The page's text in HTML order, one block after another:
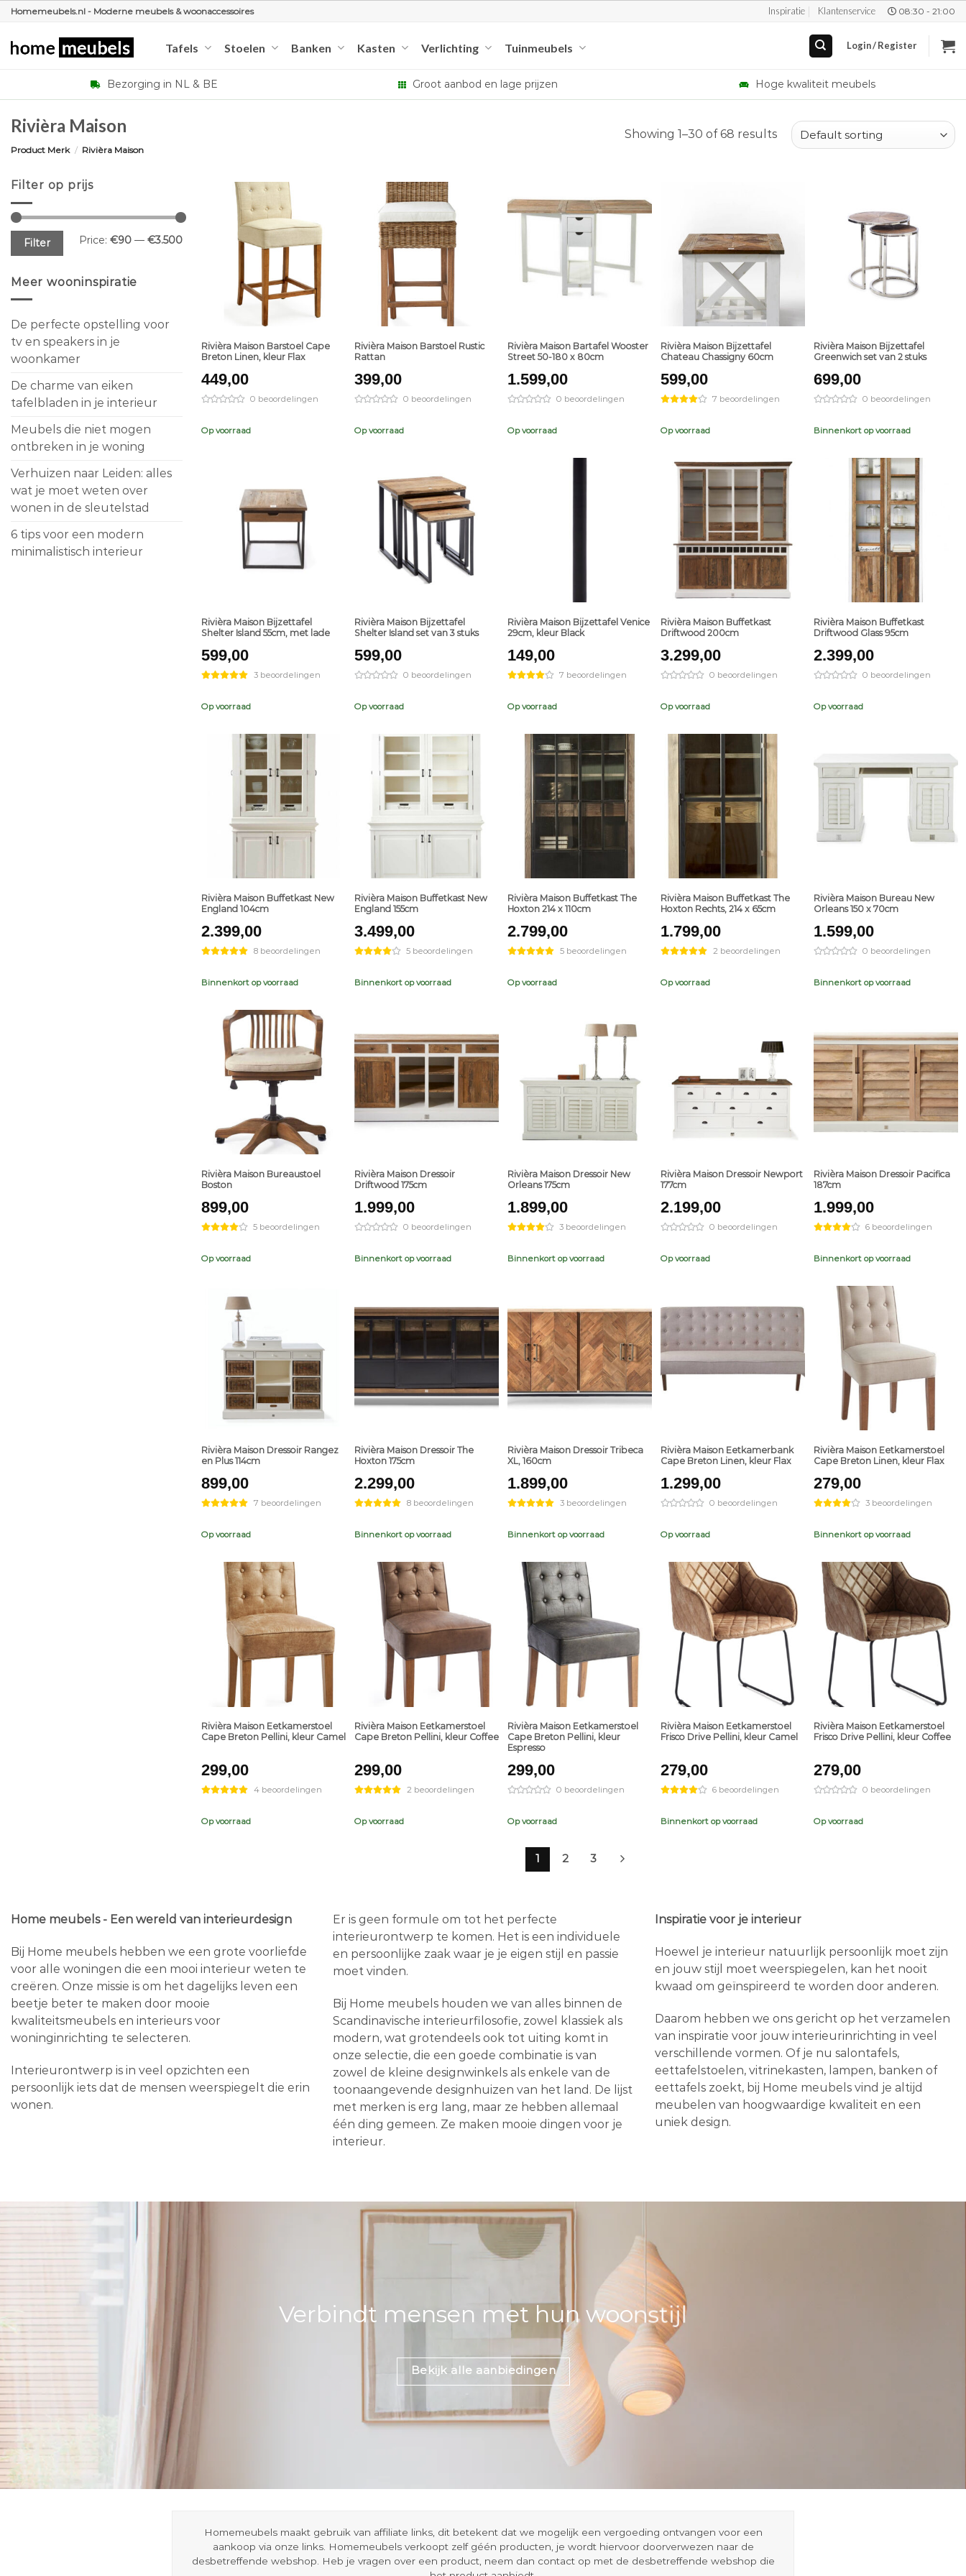
Ga
inhoud
Homemeubels.nl - Moderne meubels & woonaccessoires Inspiratie Klantenservice 08:30 - 21:00
Tafels Stoelen Banken Kasten Verlichting Tuinmeubels Login / Register
Bezorging in NL & BE Groot aanbod en lage prijzen Hoge kwaliteit meubels
Rivièra Maison
Product Merk / Rivièra Maison
Showing 1–30 of 68 results
Filter op prijs
Min
price
Max
priceFilter Price: €90— €3.500
Meer wooninspiratie
De perfecte opstelling voor
tv en speakers in je
woonkamer
De charme van eiken
tafelbladen in je interieur
Meubels die niet mogen
ontbreken in je woning
Verhuizen naar Leiden: alles
wat je moet weten over
wonen in de sleutelstad
6 tips voor een modern
minimalistisch interieur
Rivièra Maison Barstoel Cape
Breton Linen, kleur Flax
449,00
0 beoordelingen
Op voorraad
Rivièra Maison Barstoel Rustic
Rattan
399,00
0 beoordelingen
Op voorraad
Rivièra Maison Bartafel Wooster
Street 50-180 x 80cm
1.599,00
0 beoordelingen
Op voorraad
Rivièra Maison Bijzettafel
Chateau Chassigny 60cm
599,00
7 beoordelingen
Op voorraad
Rivièra Maison Bijzettafel
Greenwich set van 2 stuks
699,00
0 beoordelingen
Binnenkort op voorraad
Rivièra Maison Bijzettafel
Shelter Island 55cm, met lade
599,00
3 beoordelingen
Op voorraad
Rivièra Maison Bijzettafel
Shelter Island set van 3 stuks
599,00
0 beoordelingen
Op voorraad
Rivièra Maison Bijzettafel Venice
29cm, kleur Black
149,00
7 beoordelingen
Op voorraad
Rivièra Maison Buffetkast
Driftwood 200cm
3.299,00
0 beoordelingen
Op voorraad
Rivièra Maison Buffetkast
Driftwood Glass 95cm
2.399,00
0 beoordelingen
Op voorraad
Rivièra Maison Buffetkast New
England 104cm
2.399,00
8 beoordelingen
Binnenkort op voorraad
Rivièra Maison Buffetkast New
England 155cm
3.499,00
5 beoordelingen
Binnenkort op voorraad
Rivièra Maison Buffetkast The
Hoxton 214 x 110cm
2.799,00
5 beoordelingen
Op voorraad
Rivièra Maison Buffetkast The
Hoxton Rechts, 214 x 65cm
1.799,00
2 beoordelingen
Op voorraad
Rivièra Maison Bureau New
Orleans 150 x 70cm
1.599,00
0 beoordelingen
Binnenkort op voorraad
+
Rivièra Maison Bureaustoel
Boston
899,00
5 beoordelingen
Op voorraad
Rivièra Maison Dressoir
Driftwood 175cm
1.999,00
0 beoordelingen
Binnenkort op voorraad
Rivièra Maison Dressoir New
Orleans 175cm
1.899,00
3 beoordelingen
Binnenkort op voorraad
Rivièra Maison Dressoir Newport
177cm
2.199,00
0 beoordelingen
Op voorraad
Rivièra Maison Dressoir Pacifica
187cm
1.999,00
6 beoordelingen
Binnenkort op voorraad
Rivièra Maison Dressoir Rangez
en Plus 114cm
899,00
7 beoordelingen
Op voorraad
Rivièra Maison Dressoir The
Hoxton 175cm
2.299,00
8 beoordelingen
Binnenkort op voorraad
Rivièra Maison Dressoir Tribeca
XL, 160cm
1.899,00
3 beoordelingen
Binnenkort op voorraad
Rivièra Maison Eetkamerbank
Cape Breton Linen, kleur Flax
1.299,00
0 beoordelingen
Op voorraad
Rivièra Maison Eetkamerstoel
Cape Breton Linen, kleur Flax
279,00
3 beoordelingen
Binnenkort op voorraad
Rivièra Maison Eetkamerstoel
Cape Breton Pellini, kleur Camel
299,00
4 beoordelingen
Op voorraad
Rivièra Maison Eetkamerstoel
Cape Breton Pellini, kleur Coffee
299,00
2 beoordelingen
Op voorraad
+
Rivièra Maison Eetkamerstoel
Cape Breton Pellini, kleur
Espresso
299,00
0 beoordelingen
Op voorraad
+
Rivièra Maison Eetkamerstoel
Frisco Drive Pellini, kleur Camel
279,00
6 beoordelingen
Binnenkort op voorraad
+
Rivièra Maison Eetkamerstoel
Frisco Drive Pellini, kleur Coffee
279,00
0 beoordelingen
Op voorraad
1 2 3
Home meubels - Een wereld van interieurdesign
Bij Home meubels hebben we een grote voorliefde
voor alle woningen die een mooi interieur weten te
creëren. Onze missie is om het dagelijks leven een
beetje beter te maken door mooie
kwaliteitsmeubels en interieurs voor
woninginrichting te selecteren.
Interieurontwerp is in veel opzichten een
persoonlijk iets dat de mensen weerspiegelt die erin
wonen.
Er is geen formule om tot het perfecte
interieurontwerp te komen. Het is een individuele
en persoonlijke zaak waar je je eigen stijl en passie
moet vinden.
Bij Home meubels houden we van alles binnen de
Scandinavische interieurfilosofie, zowel klassiek als
modern, wat grotendeels ook tot uiting komt in
onze selectie, die een goede combinatie is van
zowel de kleine designwinkels als enkele van de
toonaangevende designhuizen van het land. De lijst
met merken is erg lang, maar ze hebben allemaal
één ding gemeen. Ze maken mooie dingen voor je
interieur.
Inspiratie voor je interieur
Hoewel je interieur natuurlijk persoonlijk moet zijn
en jouw stijl moet weerspiegelen, kan het nooit
kwaad om geïnspireerd te worden door anderen.
Daarom hebben we ons gericht op het verzamelen
van inspiratie voor jouw interieurinrichting in veel
verschillende vormen. Of je nu salontafels,
eettafelstoelen, vitrinekasten, lampen, banken of
eettafels zoekt, bij Home meubels vind je altijd
meubelen van hoogwaardige kwaliteit en een
uniek design.
Verbindt mensen met hun woonstijl
Bekijk alle aanbiedingen
Homemeubels maakt gebruik van affiliate links, dit betekent dat we mogelijk een vergoeding ontvangen voor een
aankoop via onze links. Homemeubels verkoopt zelf géén producten, je wordt hiervoor doorverwezen naar de
desbetreffende webshop. Heb je vragen over een product, neem dan contact op met de desbetreffende webshop die